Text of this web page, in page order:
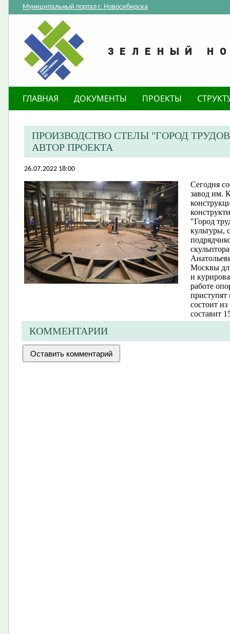
Муниципальный портал г. Новосибирска
ГЛАВНАЯ ДОКУМЕНТЫ ПРОЕКТЫ
ПРОИЗВОДСТВО СТЕЛЫ "ГОРОД
АВТОР ПРОЕКТА
26.07.2022 18:00
Сегодня
завод им.
"Город
культуры,
Москвы
и
работе
приступят
состоит
составит
КОММЕНТАРИИ